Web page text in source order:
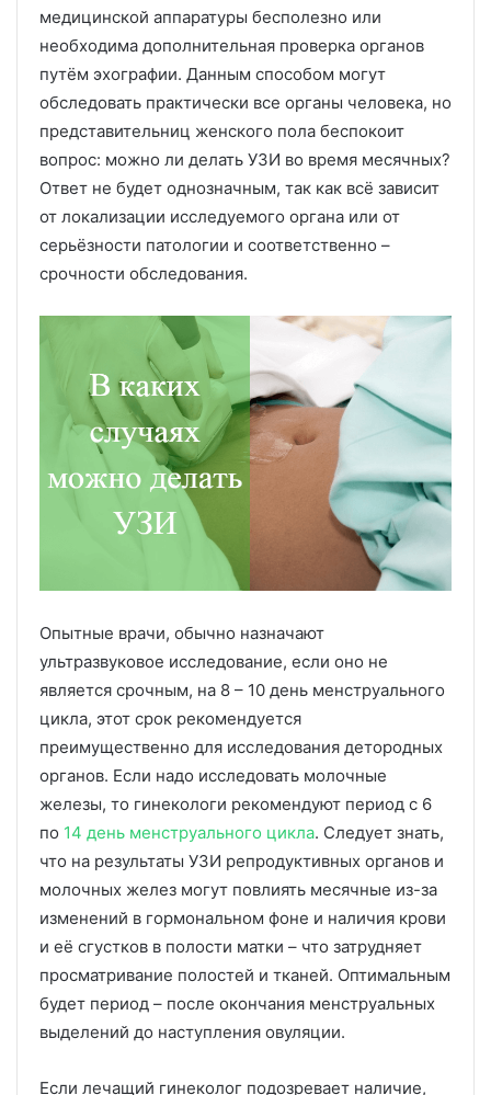
медицинской аппаратуры бесполезно или
необходима дополнительная проверка органов
путём эхографии. Данным способом могут
обследовать практически все органы человека, но
представительниц женского пола беспокоит
вопрос: можно ли делать УЗИ во время месячных?
Ответ не будет однозначным, так как всё зависит
от локализации исследуемого органа или от
серьёзности патологии и соответственно –
срочности обследования.
Опытные врачи, обычно назначают
ультразвуковое исследование, если оно не
является срочным, на 8 – 10 день менструального
цикла, этот срок рекомендуется
преимущественно для исследования детородных
органов. Если надо исследовать молочные
железы, то гинекологи рекомендуют период с 6
по 14 день менструального цикла. Следует знать,
что на результаты УЗИ репродуктивных органов и
молочных желез могут повлиять месячные из-за
изменений в гормональном фоне и наличия крови
и её сгустков в полости матки – что затрудняет
просматривание полостей и тканей. Оптимальным
будет период – после окончания менструальных
выделений до наступления овуляции.
Если лечащий гинеколог подозревает наличие,